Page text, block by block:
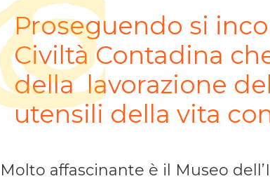
Proseguendo si
Civiltà Contadina
della lavorazione
utensili della vita
Molto affascinante è il Museo